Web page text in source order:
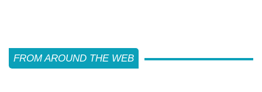
FROM AROUND THE WEB